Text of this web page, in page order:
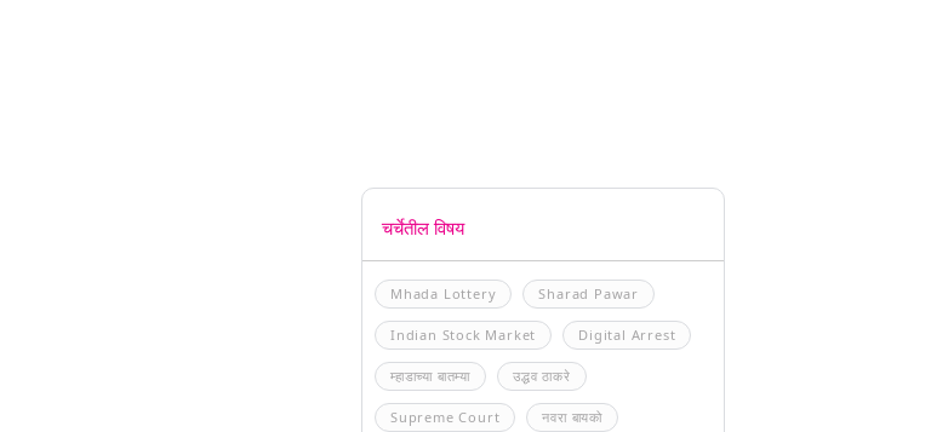
चर्चेतील विषय
Mhada Lottery Sharad Pawar
Indian Stock Market Digital Arrest
म्हाडाच्या बातम्या उद्धव ठाकरे
Supreme Court नवरा बायको